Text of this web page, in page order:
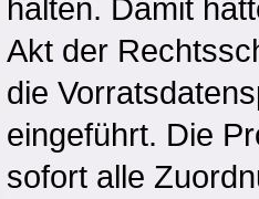
halten. Damit
Akt der
die
eingeführt. Die
sofort alle